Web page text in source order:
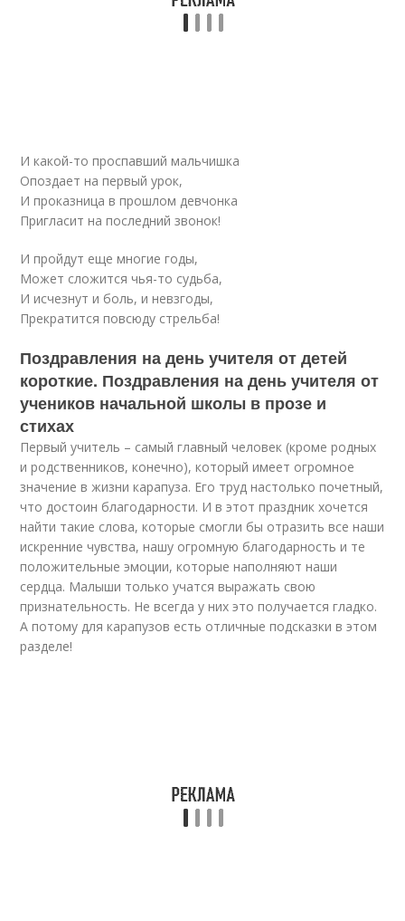
И какой-то проспавший мальчишка
Опоздает на первый урок,
И проказница в прошлом девчонка
Пригласит на последний звонок!
И пройдут еще многие годы,
Может сложится чья-то судьба,
И исчезнут и боль, и невзгоды,
Прекратится повсюду стрельба!
Поздравления на день учителя от детей
короткие. Поздравления на день учителя от
учеников начальной школы в прозе и
стихах
Первый учитель – самый главный человек (кроме родных
и родственников, конечно), который имеет огромное
значение в жизни карапуза. Его труд настолько почетный,
что достоин благодарности. И в этот праздник хочется
найти такие слова, которые смогли бы отразить все наши
искренние чувства, нашу огромную благодарность и те
положительные эмоции, которые наполняют наши
сердца. Малыши только учатся выражать свою
признательность. Не всегда у них это получается гладко.
А потому для карапузов есть отличные подсказки в этом
разделе!